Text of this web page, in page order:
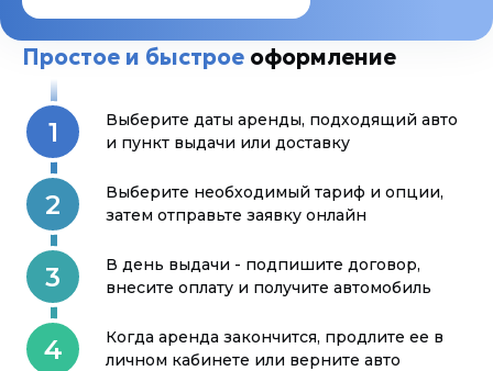
Простое и быстрое оформление
1
Выберите даты аренды, подходящий авто
и пункт выдачи или доставку
2
Выберите необходимый тариф и опции,
затем отправьте заявку онлайн
3
В день выдачи - подпишите договор,
внесите оплату и получите автомобиль
4
Когда аренда закончится, продлите ее в
личном кабинете или верните авто